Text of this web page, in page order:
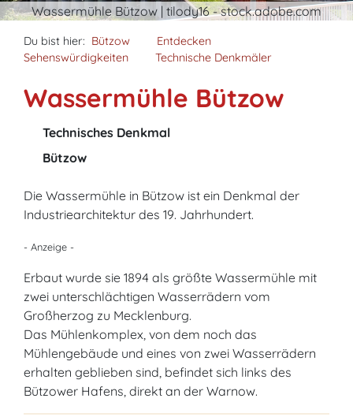
Wassermühle Bützow | tilody16 - stock.adobe.com
Du bist hier: Bützow
Entdecken
Sehenswürdigkeiten
Technische Denkmäler
Wassermühle Bützow
Technisches Denkmal
Bützow
Die Wassermühle in Bützow ist ein Denkmal der
Industriearchitektur des 19. Jahrhundert.
- Anzeige -
Erbaut wurde sie 1894 als größte Wassermühle mit
zwei unterschlächtigen Wasserrädern vom
Großherzog zu Mecklenburg.
Das Mühlenkomplex, von dem noch das
Mühlengebäude und eines von zwei Wasserrädern
erhalten geblieben sind, befindet sich links des
Bützower Hafens, direkt an der Warnow.